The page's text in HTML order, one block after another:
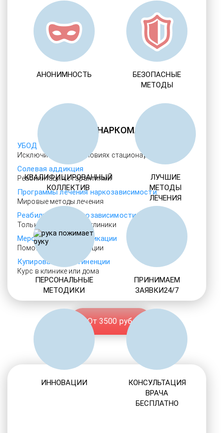
ЛЕЧЕНИЕ НАРКОМАНИИ
УБОД
Исключительно в условиях стационара
Солевая аддикция
Реабилитация с гарантиями
Программы лечения наркозависимости
Мировые методы лечения
Реабилитация наркозависимости
Только проверенные клиники
Мероприятия детоксикации
Помощь при абстиненции
Купирование абстиненции
Курс в клинике или дома
От 3500 руб.
АНОНИМНОСТЬ
БЕЗОПАСНЫЕ
МЕТОДЫ
КВАЛИФИЦИРОВАННЫЙ
КОЛЛЕКТИВ
ЛУЧШИЕ
МЕТОДЫ
ЛЕЧЕНИЯ
ПЕРСОНАЛЬНЫЕ
МЕТОДИКИ
ПРИНИМАЕМ
ЗАЯВКИ24/7
ИННОВАЦИИ
КОНСУЛЬТАЦИЯ
ВРАЧА
БЕСПЛАТНО